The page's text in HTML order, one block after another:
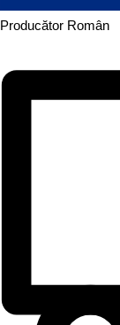
Producător Român